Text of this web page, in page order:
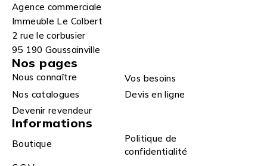
Agence commerciale
Immeuble Le Colbert
2 rue le corbusier
95 190 Goussainville
Nos pages
Nous connaître
Vos besoins
Nos catalogues
Devis en ligne
Devenir revendeur
Informations
Boutique
Politique de
confidentialité